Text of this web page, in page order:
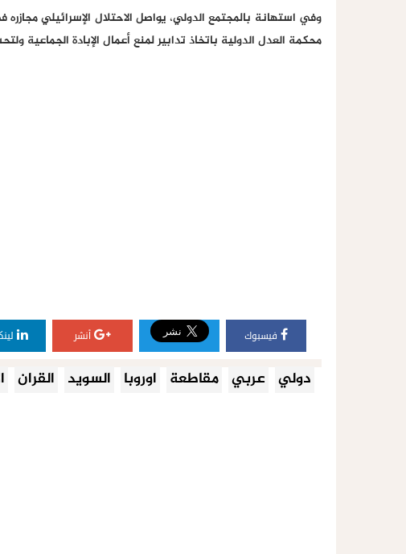
وفي استهانة بالمجتمع الدولي، يواصل الاحتلال الإسرائيلي
محكمة العدل الدولية باتخاذ تدابير لمنع أعمال الإبادة الجماعية
فيسبوك أنشر
دولي عربي مقاطعة اوروبا السويد القران